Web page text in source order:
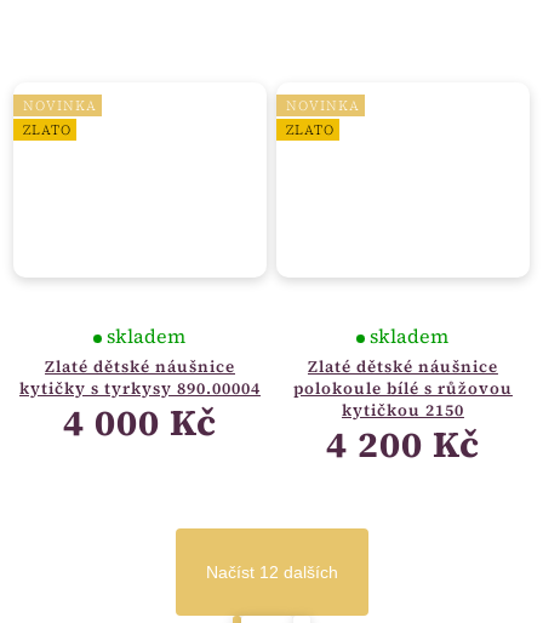
NOVINKA
ZLATO
Zlaté dětské náušnice
kytičky s tyrkysy 890.00004
skladem
4 000 Kč
NOVINKA
ZLATO
Zlaté dětské náušnice
polokoule bílé s růžovou
kytičkou 2150
skladem
4 200 Kč
Načíst 12 dalších